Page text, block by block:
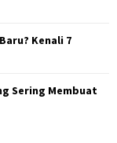
Kenali 7
Sering Membuat